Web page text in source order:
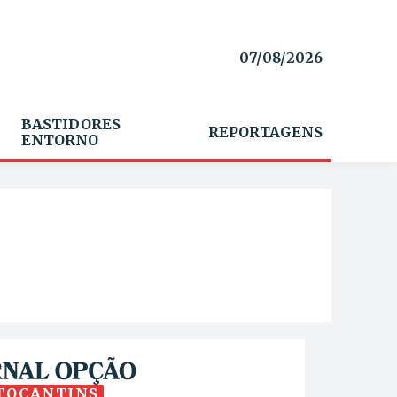
07/08/2026
BASTIDORES
ENTORNO
REPORTAGENS